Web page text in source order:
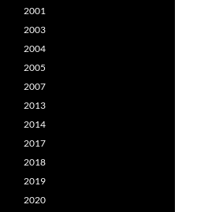
2001
2003
2004
2005
2007
2013
2014
2017
2018
2019
2020